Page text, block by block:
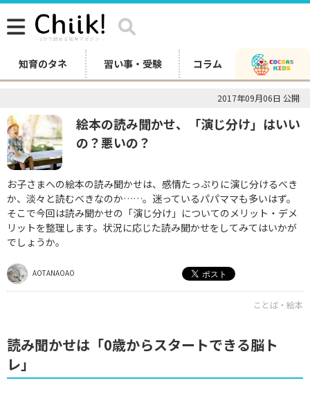
知育のタネ 習い事・受験 コラム
2017年09月06日 公開
絵本の読み聞かせ、「演じ分け」はいい
の？悪いの？
お子さまへの絵本の読み聞かせは、感情たっぷりに演じ分けるべき
か、淡々と読むべきなのか……。迷っているパパママも多いはず。
そこで今回は読み聞かせの「演じ分け」についてのメリット・デメ
リットを整理します。状況に応じた読み聞かせをしてみてはいかが
でしょうか。
AOTANAOAO
ことば・絵本
読み聞かせは「0歳からスタートできる脳ト
レ」